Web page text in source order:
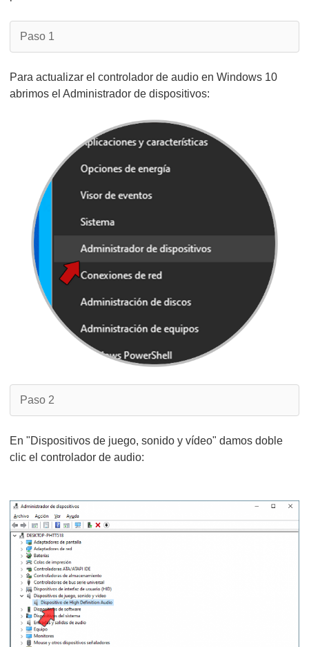
Paso 1
Para actualizar el controlador de audio en Windows 10
abrimos el Administrador de dispositivos:
Paso 2
En "Dispositivos de juego, sonido y vídeo" damos doble
clic el controlador de audio: